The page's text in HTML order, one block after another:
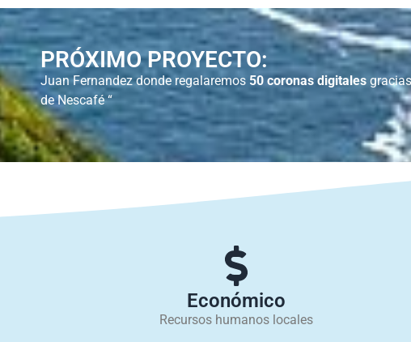
PRÓXIMO PROYECTO:
Juan Fernandez donde regalaremos 50 coronas digitales
de Nescafé “
Económico
Recursos humanos locales